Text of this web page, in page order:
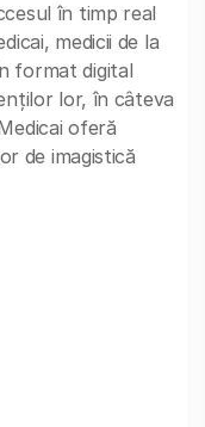
în timp real
medicii de la
format digital
lor, în câteva
oferă
de imagistică